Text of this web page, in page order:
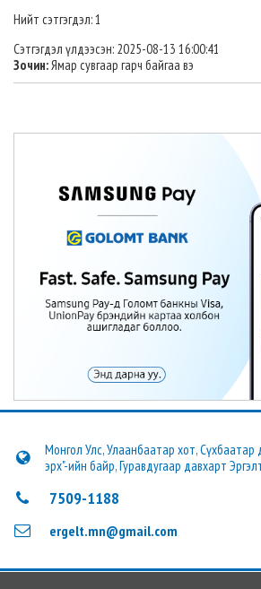
Нийт сэтгэгдэл: 1
Сэтгэгдэл үлдээсэн: 2025-08-13 16:00:41
Зочин:Ямар сувгаар гарч байгаа вэ
Монгол Улс, Улаанбаатар хот, Сүхбаатар
эрх"-ийн байр, Гуравдугаар давхарт
7509-1188
ergelt.mn@gmail.com